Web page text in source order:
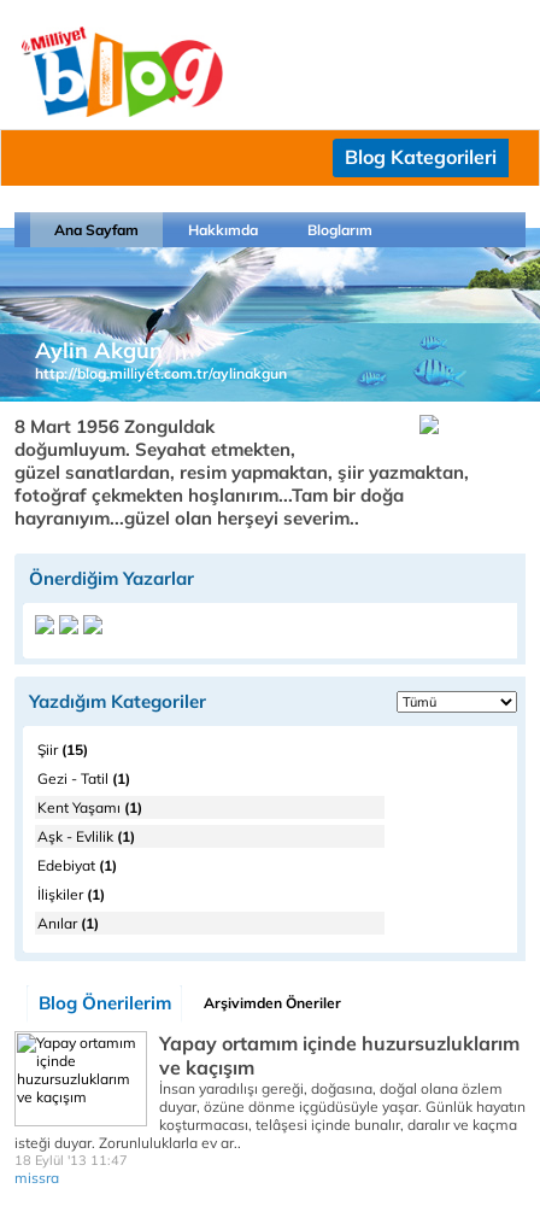
Blog Kategorileri
Ana Sayfam Hakkımda Bloglarım
Aylin Akgün
http://blog.milliyet.com.tr/aylinakgun
8 Mart 1956 Zonguldak
doğumluyum. Seyahat etmekten,
güzel sanatlardan, resim yapmaktan, şiir yazmaktan,
fotoğraf çekmekten hoşlanırım...Tam bir doğa
hayranıyım...güzel olan herşeyi severim..
Önerdiğim Yazarlar
Yazdığım Kategoriler
Şiir(15)
Gezi - Tatil (1)
Kent Yaşamı (1)
Aşk - Evlilik (1)
Edebiyat (1)
İlişkiler(1)
Anılar(1)
Blog Önerilerim Arşivimden Öneriler
Yapay ortamım içinde huzursuzluklarım
ve kaçışım
İnsan yaradılışı gereği, doğasına, doğal olana özlem
duyar, özüne dönme içgüdüsüyle yaşar. Günlük hayatın
koşturmacası, telâşesi içinde bunalır, daralır ve kaçma
isteği duyar. Zorunluluklarla ev ar..
18 Eylül '13 11:47
missra